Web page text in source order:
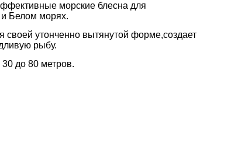
морские блесна для
Белом морях.
своей утонченно вытянутой форме,создает
рыбу.
до 80 метров.